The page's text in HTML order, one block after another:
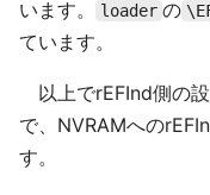
います。 loader の
ています。
以上でrEFInd側の
で、NVRAMへの
す。